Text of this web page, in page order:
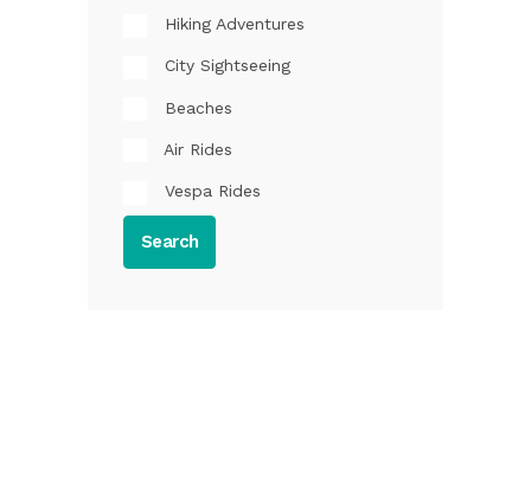
Hiking Adventures
City Sightseeing
Beaches
Air Rides
Vespa Rides
Search